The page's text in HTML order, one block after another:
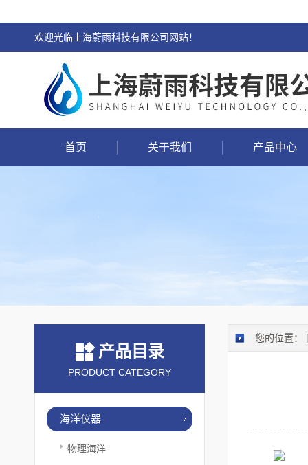
欢迎光临上海蔚雨科技有限公司网站！
首页 关于我们 产品中心
产品目录
PRODUCT CATEGORY
海洋仪器
物理海洋
您的位置：